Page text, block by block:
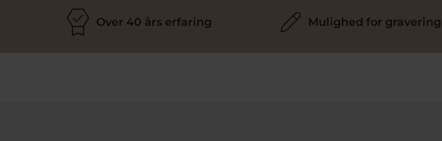
Over 40 års erfaring Mulighed for gravering